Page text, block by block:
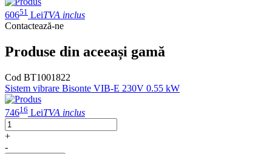
60651 LeiTVA inclus
Contactează-ne
Produse din aceeași gamă
Cod BT1001822
Sistem vibrare Bisonte VIB-E 230V 0.55 kW
74616 LeiTVA inclus
+
-